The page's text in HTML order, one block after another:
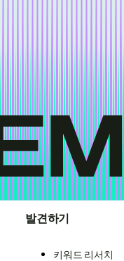
발견하기
키워드 리서치